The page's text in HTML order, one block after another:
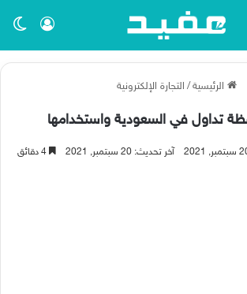
تسجيل
الرئيسية/ التجارة الإلكترونية
تداول في السعودية واستخدامها
2021 آخر تحديث: 20 سبتمبر, 2021 4 دقائق